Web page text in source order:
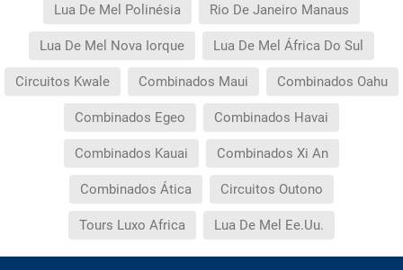
Lua De Mel Polinésia Rio De Janeiro Manaus
Lua De Mel Nova Iorque Lua De Mel África Do Sul
Circuitos Kwale Combinados Maui Combinados Oahu
Combinados Egeo Combinados Havai
Combinados Kauai Combinados Xi An
Combinados Ática Circuitos Outono
Tours Luxo Africa Lua De Mel Ee.Uu.